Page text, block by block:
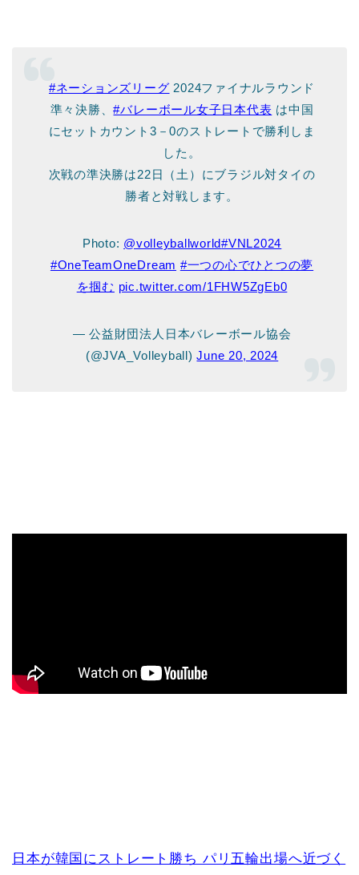
#ネーションズリーグ 2024ファイナルラウンド
準々決勝、#バレーボール女子日本代表 は中国
にセットカウント3－0のストレートで勝利しま
した。
次戦の準決勝は22日（土）にブラジル対タイの
勝者と対戦します。
Photo: @volleyballworld#VNL2024
#OneTeamOneDream #一つの心でひとつの夢
を掴む pic.twitter.com/1FHW5ZgEb0
— 公益財団法人日本バレーボール協会
(@JVA_Volleyball)June 20, 2024
日本が韓国にストレート勝ち パリ五輪出場へ近づく